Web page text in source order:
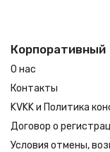
Корпоративный
О нас
Контакты
KVKK и Политика
Договор о
Условия отмены,